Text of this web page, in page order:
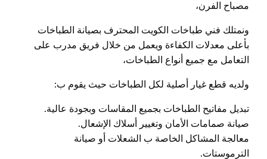
مصباح الفرن،
ونمتلك فني طباخات الكويت المحترف بصيانة الطباخات
بأعلى معدلات الكفاءة ويعمل من خلال فريق مدرب على
التعامل مع جميع أنواع الطباخات،
ولديه قطع غيار أصلية لكل الطباخات حيث يقوم ب:
تبديل مفاتيح الطباخات بجميع المقاسات وبجودة عالية.
صيانة صمامات الأمان وتغيير أسلاك الإشعال.
معالجة المشاكل الخاصة ب الشعلات أو صيانة
الترموستات.